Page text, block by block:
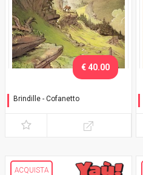
Brindille - Cofanetto
e vol.2
€ 40.00
ACQUISTA